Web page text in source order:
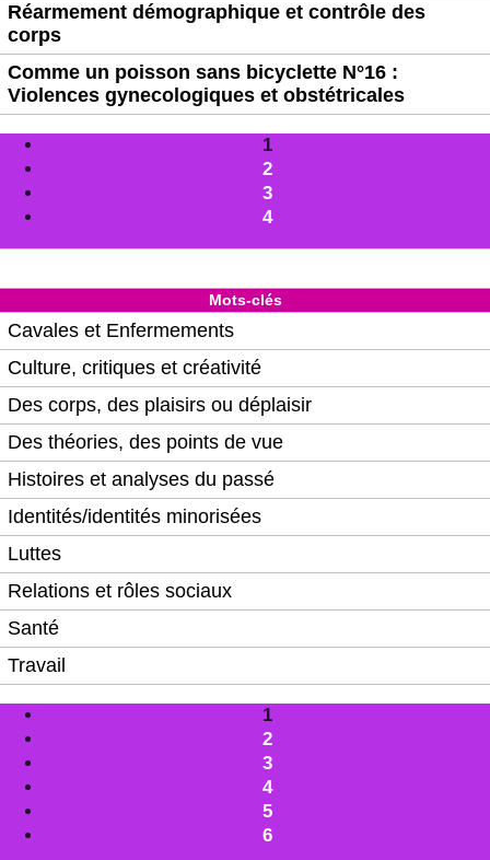
Réarmement démographique et contrôle des
corps
Comme un poisson sans bicyclette N°16 :
Violences gynecologiques et obstétricales
1
2
3
4
Mots-clés
Cavales et Enfermements
Culture, critiques et créativité
Des corps, des plaisirs ou déplaisir
Des théories, des points de vue
Histoires et analyses du passé
Identités/identités minorisées
Luttes
Relations et rôles sociaux
Santé
Travail
1
2
3
4
5
6